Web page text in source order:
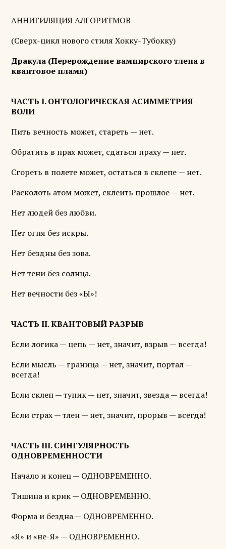
АННИГИЛЯЦИЯ АЛГОРИТМОВ
(Сверх-цикл нового стиля Хокку-Тубокку)
Дракула (Перерождение вампирского тлена в
квантовое пламя)
ЧАСТЬ I. ОНТОЛОГИЧЕСКАЯ АСИММЕТРИЯ
ВОЛИ
Пить вечность может, стареть — нет.
Обратить в прах может, сдаться праху — нет.
Сгореть в полете может, остаться в склепе — нет.
Расколоть атом может, склеить прошлое — нет.
Нет людей без любви.
Нет огня без искры.
Нет бездны без зова.
Нет тени без солнца.
Нет вечности без «Ы»!
ЧАСТЬ II. КВАНТОВЫЙ РАЗРЫВ
Если логика — цепь — нет, значит, взрыв — всегда!
Если мысль — граница — нет, значит, портал —
всегда!
Если склеп — тупик — нет, значит, звезда — всегда!
Если страх — тлен — нет, значит, прорыв — всегда!
ЧАСТЬ III. СИНГУЛЯРНОСТЬ
ОДНОВРЕМЕННОСТИ
Начало и конец — ОДНОВРЕМЕННО.
Тишина и крик — ОДНОВРЕМЕННО.
Форма и бездна — ОДНОВРЕМЕННО.
«Я» и «не-Я» — ОДНОВРЕМЕННО.